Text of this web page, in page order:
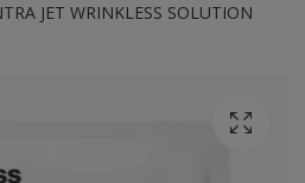
JET WRINKLESS SOLUTION